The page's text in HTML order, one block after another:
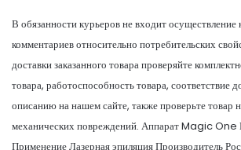
В обязанности курьеров не входит осуществление
комментариев относительно потребительских
доставки заказанного товара проверяйте
товара, работоспособность товара, соответствие
описанию на нашем сайте, также проверьте товар
механических повреждений. Аппарат Magic One
Применение Лазерная эпиляция Производитель